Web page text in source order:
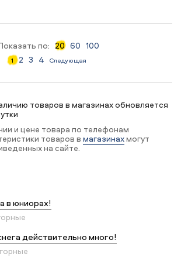
по: 20 60 100
1 2 3 4 Следующая
товаров в магазинах обновляется
и цене товара по телефонам
товаров в магазинахмогут
на сайте.
в юниорах!
действительно много!